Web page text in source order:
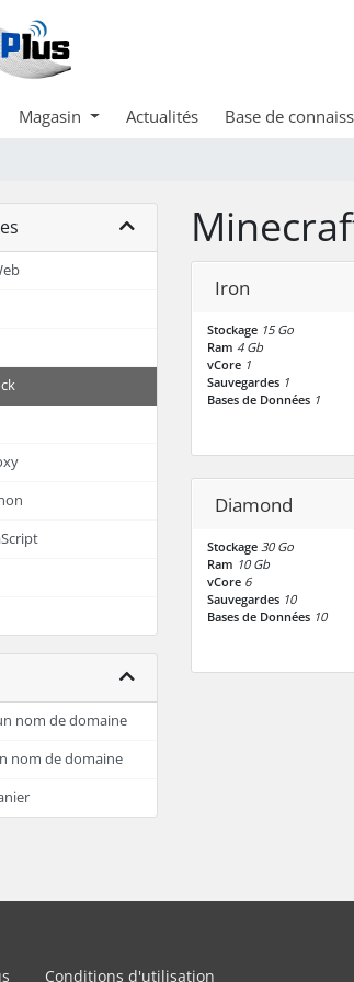
Magasin Actualités Base de
nom de domaine
nom de domaine
Iron
Stockage 15 Go
Ram 4 Gb
vCore 1
Sauvegardes 1
Bases de Données 1
Diamond
Stockage 30 Go
Ram 10 Gb
vCore 6
Sauvegardes 10
Bases de Données 10
Conditions d'utilisation